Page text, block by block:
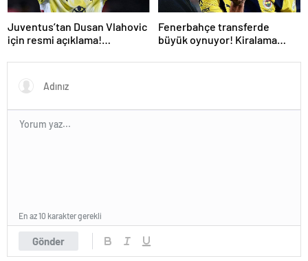
Juventus’tan Dusan Vlahovic
için resmi açıklama!
Fenerbahçe transferde
büyük oynuyor! Kiralama
Gönder
En az 10 karakter gerekli